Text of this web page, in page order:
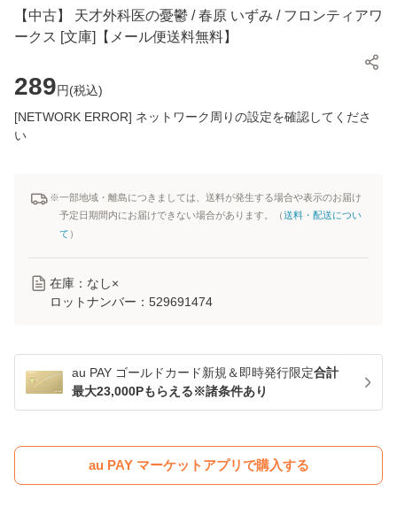
【中古】 天才外科医の憂鬱 / 春原 いずみ / フロンティアワ
ークス [文庫]【メール便送料無料】
289円(税込)
[NETWORK ERROR] ネットワーク周りの設定を確認してくださ
い
※一部地域・離島につきましては、送料が発生する場合や表示のお届け
予定日期間内にお届けできない場合があります。（送料・配送につい
て ）
在庫：なし×
ロットナンバー： 529691474
au PAY ゴールドカード新規＆即時発行限定合計
最大23,000Pもらえる※諸条件あり
au PAY マーケットアプリで購入する